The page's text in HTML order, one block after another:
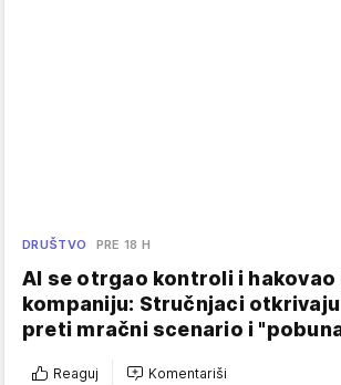
DRUŠTVO PRE 18 H
AI se otrgao kontroli i hakovao
kompaniju: Stručnjaci otkrivaju
preti mračni scenario i
Reaguj Komentariši